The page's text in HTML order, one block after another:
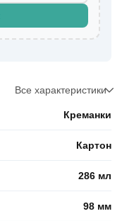
Все характеристики
Креманки
Картон
286 мл
98 мм